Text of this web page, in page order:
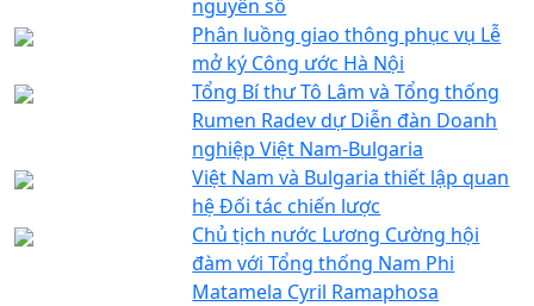
nguyên số
Phân luồng giao thông phục vụ Lễ
mở ký Công ước Hà Nội
Tổng Bí thư Tô Lâm và Tổng thống
Rumen Radev dự Diễn đàn Doanh
nghiệp Việt Nam-Bulgaria
Việt Nam và Bulgaria thiết lập quan
hệ Đối tác chiến lược
Chủ tịch nước Lương Cường hội
đàm với Tổng thống Nam Phi
Matamela Cyril Ramaphosa